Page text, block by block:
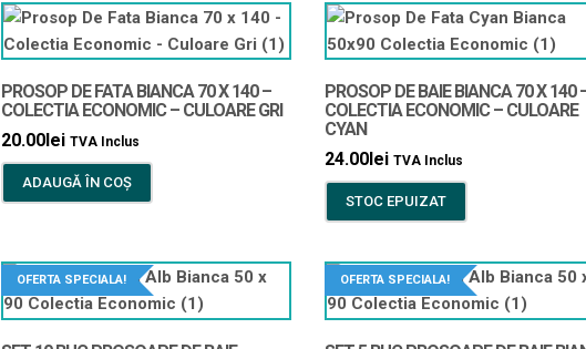
PROSOP DE FATA BIANCA 70 X 140 –
COLECTIA ECONOMIC – CULOARE GRI
20.00lei TVA Inclus
ADAUGĂ ÎN COȘ
PROSOP DE BAIE BIANCA 70 X 140
COLECTIA ECONOMIC – CULOARE
CYAN
24.00lei TVA Inclus
STOC EPUIZAT
OFERTA SPECIALA! OFERTA SPECIALA!